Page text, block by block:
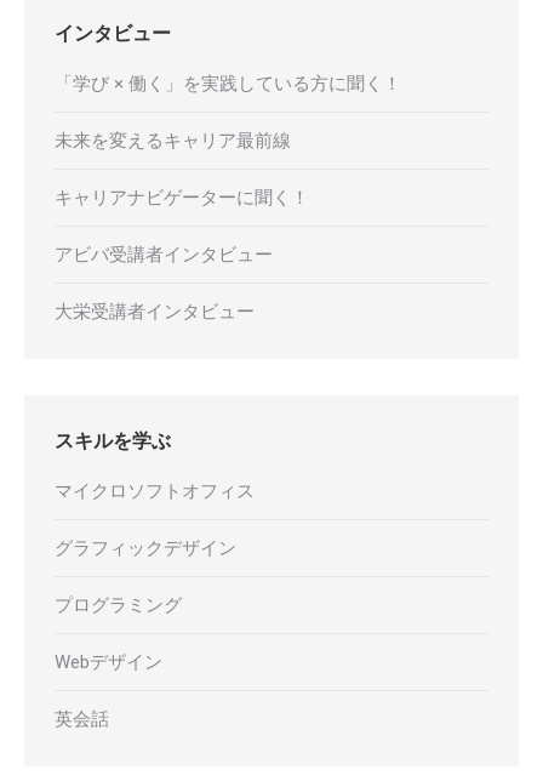
インタビュー
「学び × 働く」を実践している方に聞く！
未来を変えるキャリア最前線
キャリアナビゲーターに聞く！
アビバ受講者インタビュー
大栄受講者インタビュー
スキルを学ぶ
マイクロソフトオフィス
グラフィックデザイン
プログラミング
Webデザイン
英会話